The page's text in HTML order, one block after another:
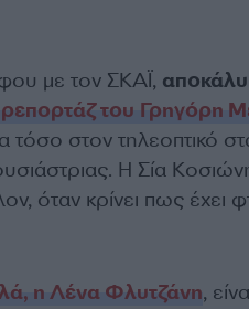
με τον ΣΚΑΪ,
του Γρηγόρη
στον τηλεοπτικό
Η Σία
όταν κρίνει πως έχει
η Λένα Φλυτζάνη,